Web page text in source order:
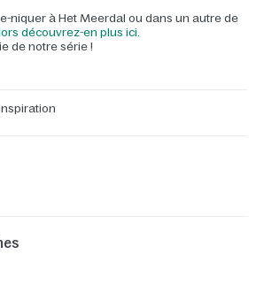
niquer à Het Meerdal ou dans un autre de
découvrez-en plus ici.
de notre série !